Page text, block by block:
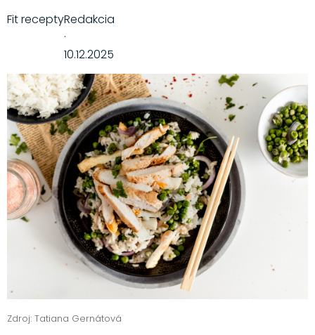
Zdroj: Tatiana Gernátová
Fit receptyRedakcia
·
10.12.2025